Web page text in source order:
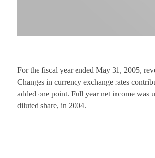
For the fiscal year ended May 31, 2005,
Changes in currency exchange rates
added one point. Full year net income was
diluted share, in 2004.